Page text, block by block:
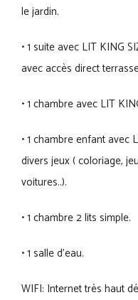
le jardin.
• 1 suite avec LIT KING
avec accès direct
• 1 chambre avec LIT
• 1 chambre enfant avec
divers jeux ( coloriage,
voitures..).
• 1 chambre 2 lits simple.
• 1 salle d’eau.
WIFI: Internet très haut